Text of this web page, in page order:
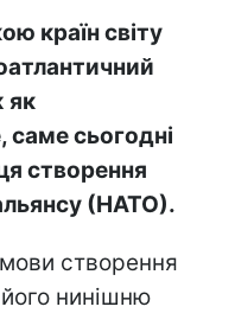
країн світу
як
сьогодні
створення
(НАТО).
створення
нинішню